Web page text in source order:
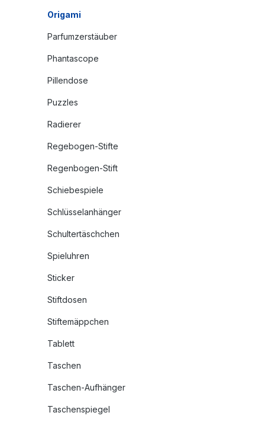
Origami
Parfumzerstäuber
Phantascope
Pillendose
Puzzles
Radierer
Regebogen-Stifte
Regenbogen-Stift
Schiebespiele
Schlüsselanhänger
Schultertäschchen
Spieluhren
Sticker
Stiftdosen
Stiftemäppchen
Tablett
Taschen
Taschen-Aufhänger
Taschenspiegel